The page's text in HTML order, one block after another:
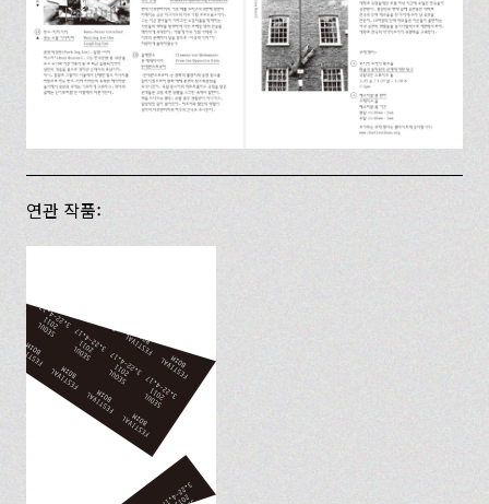
연관 작품: